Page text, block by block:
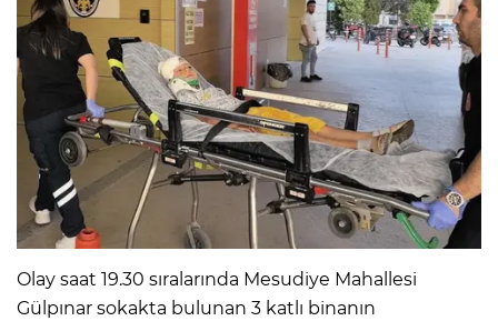
Olay saat 19.30 sıralarında Mesudiye Mahallesi
Gülpınar sokakta bulunan 3 katlı binanın